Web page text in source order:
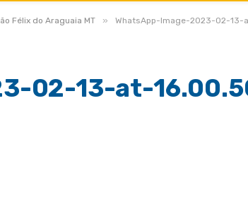
Félix do Araguaia MT » WhatsApp-Image-2023-02-13-
02-13-at-